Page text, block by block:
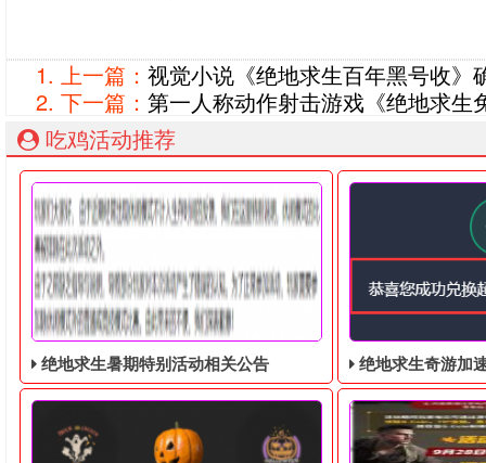
上一篇： 视觉小说《绝地求生百年黑号收》
下一篇： 第一人称动作射击游戏《绝地求生
吃鸡活动推荐
绝地求生暑期特别活动相关公告 绝地求生奇游加速器免